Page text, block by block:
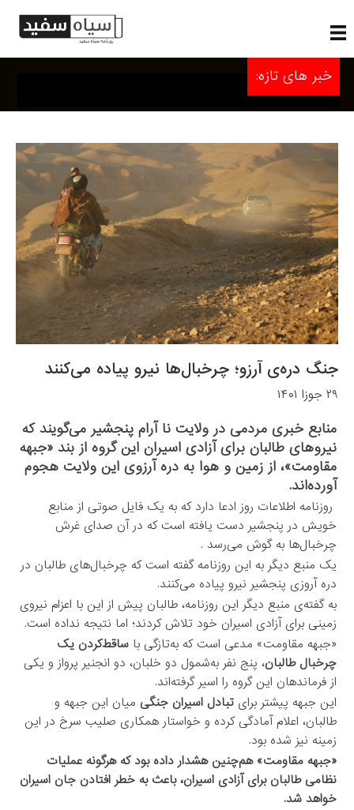
خبر های تازه:
جنگ دره‌ی آرزو؛ چرخبال‌ها نیرو پیاده می‌کنند
۲۹ جوزا ۱۴۰۱
منابع خبری مردمی در ولایت نا آرام پنجشیر می‌گویند که
نیروهای طالبان برای آزادی اسیران این گروه از بند «جبهه
مقاومت»، از زمین و هوا به دره‌ آرزوی این ولایت هجوم
آورده‌اند.
روزنامه اطلاعات روز ادعا دارد که به یک فایل صوتی از منابع
خویش در پنجشیر دست یافته است که در آن صدای غرش
چرخبال‌ها به گوش می‌رسد .
یک منبع دیگر به این روزنامه گفته است که چرخبال‌های طالبان در
دره‌ آروزی پنجشیر نیرو پیاده می‌کنند.
به گفته‌ی منبع دیگر این روزنامه، طالبان پیش از این با اعزام نیروی
زمینی برای آزادی اسیران خود تلاش کردند؛ اما نتیجه نداده است.
«جبهه مقاومت» مدعی است که به‌تازگی با ساقط‌کردن یک
چرخبال طالبان، پنج نفر به‌شمول دو خلبان، دو انجنیر پرواز و یکی
از فرماندهان این گروه را اسیر گرفته‌اند.
این جبهه پیشتر برای تبادل اسیران جنگی میان این جبهه و
طالبان، اعلام آمادگی کرده و خواستار همکاری صلیب سرخ در این
زمینه نیز شده بود.
«جبهه مقاومت» هم‌چنین هشدار داده بود که هرگونه عملیات
نظامی طالبان برای آزادی اسیران، باعث به خطر افتادن جان اسیران
خواهد شد.